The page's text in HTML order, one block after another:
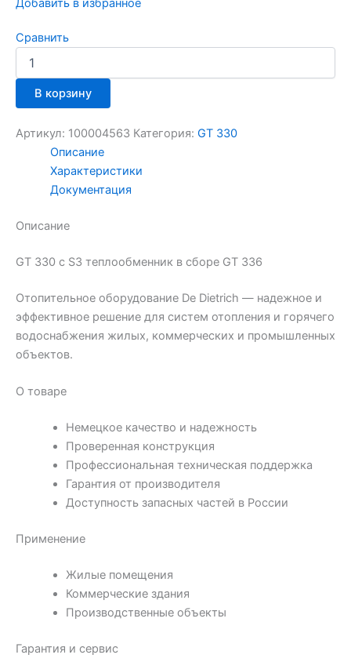
Добавить в избранное
Сравнить
В корзину
Артикул: 100004563 Категория: GT 330
Описание
Характеристики
Документация
Описание
GT 330 с S3 теплообменник в сборе GT 336
Отопительное оборудование De Dietrich — надежное и
эффективное решение для систем отопления и горячего
водоснабжения жилых, коммерческих и промышленных
объектов.
О товаре
Немецкое качество и надежность
Проверенная конструкция
Профессиональная техническая поддержка
Гарантия от производителя
Доступность запасных частей в России
Применение
Жилые помещения
Коммерческие здания
Производственные объекты
Гарантия и сервис